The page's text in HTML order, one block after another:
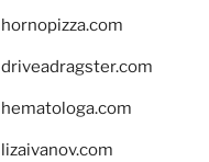
hornopizza.com
driveadragster.com
hematologa.com
lizaivanov.com